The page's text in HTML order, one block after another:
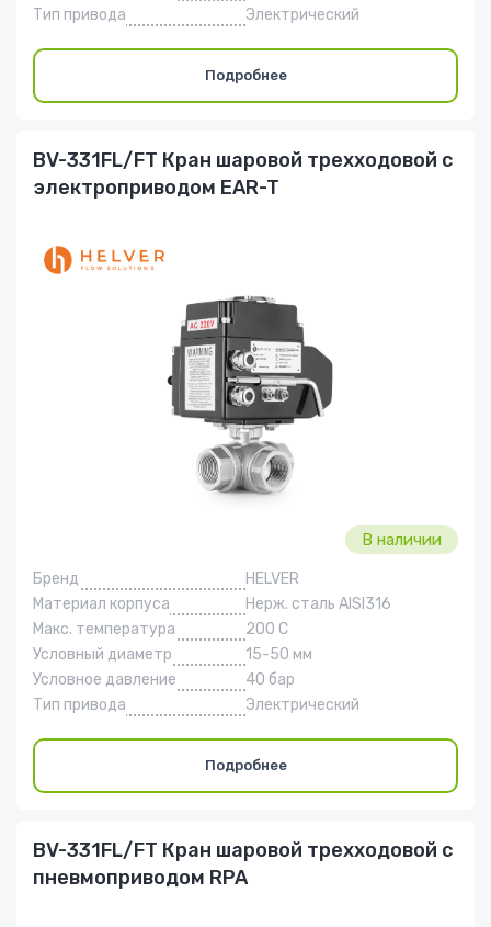
Тип привода
Электрический
Подробнее
BV-331FL/FT Кран шаровой трехходовой с
электроприводом EAR-T
В наличии
Бренд
HELVER
Материал корпуса
Нерж. сталь AISI316
Макс. температура
200 С
Условный диаметр
15-50 мм
Условное давление
40 бар
Тип привода
Электрический
Подробнее
BV-331FL/FT Кран шаровой трехходовой с
пневмоприводом RPA